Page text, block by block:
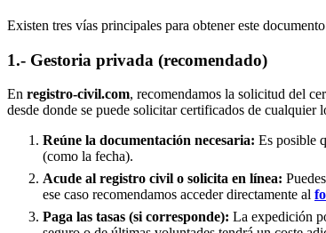
Existen tres vías principales para obtener este
1.- Gestoria privada (recomendado)
En registro-civil.com, recomendamos la solicitud del
desde donde se puede solicitar certificados de cualquier
Reúne la documentación necesaria: Es posible
(como la fecha).
Acude al registro civil o solicita en línea:
ese caso recomendamos acceder directamente al
Paga las tasas (si corresponde): La expedición